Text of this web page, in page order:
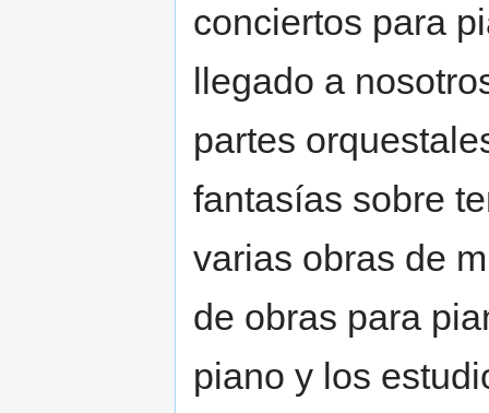
conciertos para
llegado a
partes
fantasías sobre
varias obras de
de obras para
piano y los